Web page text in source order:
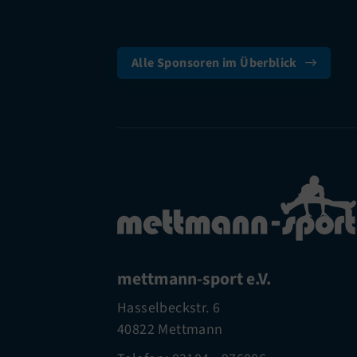
Alle Sponsoren im Überblick
mettmann-sport e.V.
Hasselbeckstr. 6
40822 Mettmann